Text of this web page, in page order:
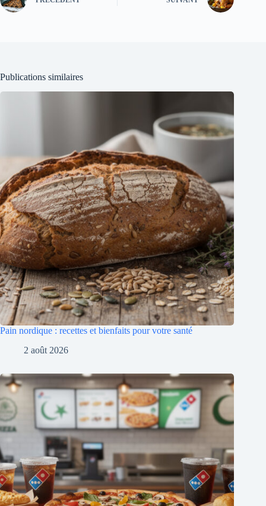
Publications similaires
Pain nordique : recettes et bienfaits pour votre santé
2 août 2026